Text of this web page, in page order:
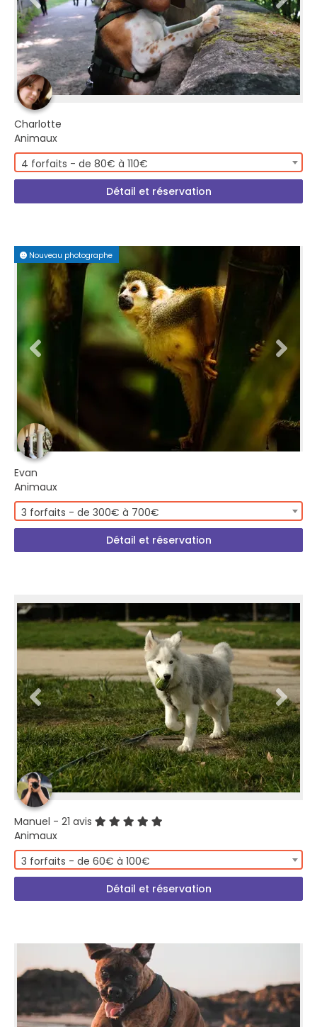
Charlotte
Animaux
4 forfaits - de 80€ à 110€
Détail et réservation
Nouveau photographe
Evan
Animaux
3 forfaits - de 300€ à 700€
Détail et réservation
Manuel - 21 avis
Animaux
3 forfaits - de 60€ à 100€
Détail et réservation